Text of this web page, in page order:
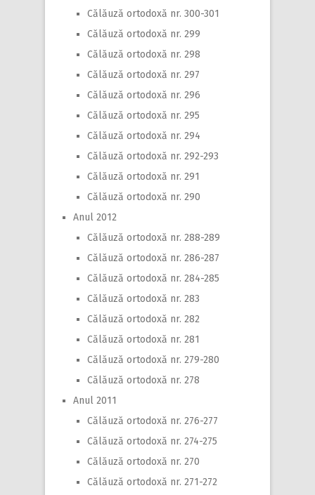
Călăuză ortodoxă nr. 300-301
Călăuză ortodoxă nr. 299
Călăuză ortodoxă nr. 298
Călăuză ortodoxă nr. 297
Călăuză ortodoxă nr. 296
Călăuză ortodoxă nr. 295
Călăuză ortodoxă nr. 294
Călăuză ortodoxă nr. 292-293
Călăuză ortodoxă nr. 291
Călăuză ortodoxă nr. 290
Anul 2012
Călăuză ortodoxă nr. 288-289
Călăuză ortodoxă nr. 286-287
Călăuză ortodoxă nr. 284-285
Călăuză ortodoxă nr. 283
Călăuză ortodoxă nr. 282
Călăuză ortodoxă nr. 281
Călăuză ortodoxă nr. 279-280
Călăuză ortodoxă nr. 278
Anul 2011
Călăuză ortodoxă nr. 276-277
Călăuză ortodoxă nr. 274-275
Călăuză ortodoxă nr. 270
Călăuză ortodoxă nr. 271-272